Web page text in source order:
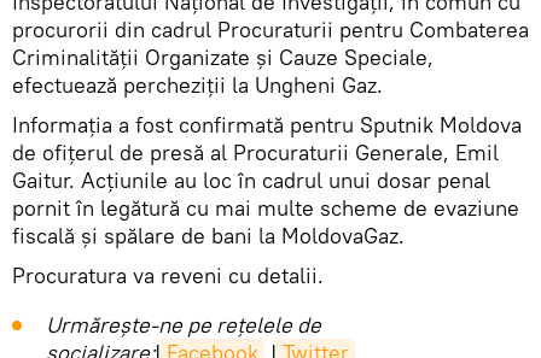
procurorii din cadrul Procuraturii pentru Combaterea
Criminalității Organizate și Cauze Speciale,
efectuează percheziții la Ungheni Gaz.
Informația a fost confirmată pentru Sputnik Moldova
de ofițerul de presă al Procuraturii Generale, Emil
Gaitur. Acțiunile au loc în cadrul unui dosar penal
pornit în legătură cu mai multe scheme de evaziune
fiscală și spălare de bani la MoldovaGaz.
Procuratura va reveni cu detalii.
Urmărește-ne pe rețelele de
socializare:| Facebook | Twitter